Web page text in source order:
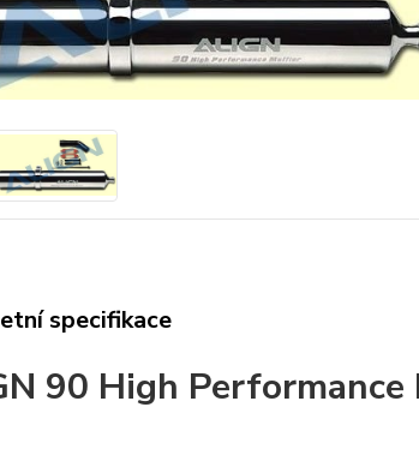
specifikace
90 High